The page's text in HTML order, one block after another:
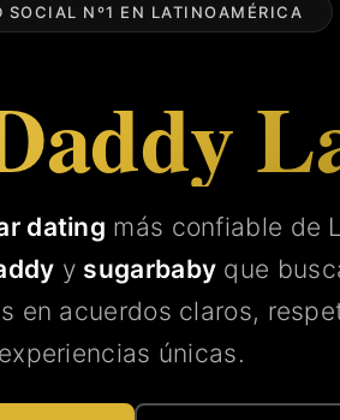
SOCIAL Nº1 EN LATINOAMÉRICA
dating más confiable de
y sugarbaby que
en acuerdos claros,
experiencias únicas.